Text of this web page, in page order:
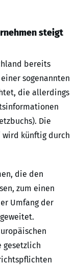
steigt
bereits
sogenannten
die allerdings
Die
wird künftig durch
die den
zum einen
Umfang der
gesetzlich